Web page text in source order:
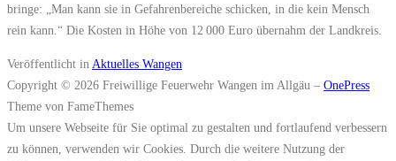
bringe: „Man kann sie in Gefahrenbereiche schicken, in die kein Mensch
rein kann.“ Die Kosten in Höhe von 12 000 Euro übernahm der Landkreis.
Veröffentlicht in Aktuelles Wangen
Copyright © 2026 Freiwillige Feuerwehr Wangen im Allgäu – OnePress
Theme von FameThemes
Um unsere Webseite für Sie optimal zu gestalten und fortlaufend verbessern
zu können, verwenden wir Cookies. Durch die weitere Nutzung der